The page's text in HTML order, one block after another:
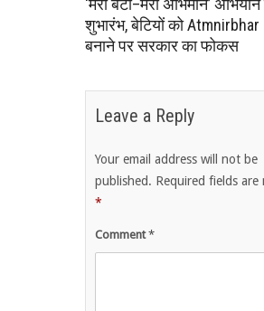
‘मेरी बेटी–मेरा अभिमान’
शुभारंभ, बेटियों को Atmnirbhar
बनाने पर सरकार का फोकस
Leave a Reply
Your email address will not be
published. Required fields are
*
Comment*